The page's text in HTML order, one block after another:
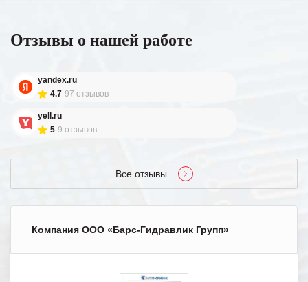
Отзывы о нашей работе
yandex.ru
4.7 97 отзывов
yell.ru
5 9 отзывов
Все отзывы
Компания ООО «Барс-Гидравлик Групп»